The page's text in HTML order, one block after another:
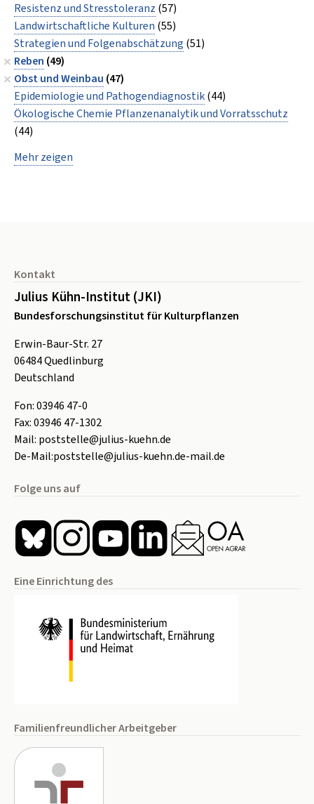
Resistenz und Stresstoleranz (57)
Landwirtschaftliche Kulturen (55)
Strategien und Folgenabschätzung (51)
Reben (49)
Obst und Weinbau (47)
Epidemiologie und Pathogendiagnostik(44)
Ökologische Chemie Pflanzenanalytik und Vorratsschutz
(44)
Mehr zeigen
Kontakt
Julius Kühn-Institut (JKI)
Bundesforschungsinstitut für Kulturpflanzen
Erwin-Baur-Str. 27
06484Quedlinburg
Deutschland
Fon:03946 47-0
Fax:03946 47-1302
Mail: poststelle@julius-kuehn.de
De-Mail:poststelle@julius-kuehn.de-mail.de
Folge uns auf
Eine Einrichtung des
Familienfreundlicher Arbeitgeber